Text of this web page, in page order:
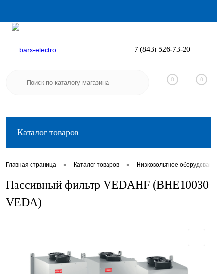
Вход
+7 (843) 526-73-20
0 0
Каталог товаров
Главная страница • Каталог товаров • Низковольтное
Пассивный фильтр VEDAHF (BHE10030
VEDA)